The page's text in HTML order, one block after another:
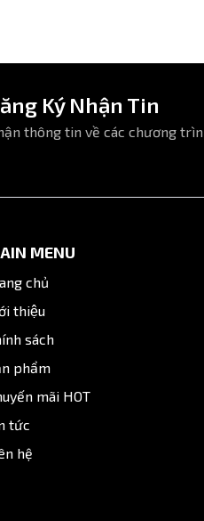
Ký Nhận Tin
thông tin về các chương
MENU
chủ
thiệu
sách
phẩm
mãi HOT
tức
hệ